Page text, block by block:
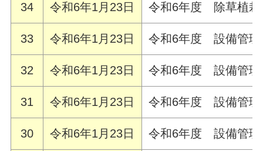
34 令和6年1月23日 令和6年度 除草植栽
33 令和6年1月23日 令和6年度 設備管理
32 令和6年1月23日 令和6年度 設備管理
31 令和6年1月23日 令和6年度 設備管理
30 令和6年1月23日 令和6年度 設備管理